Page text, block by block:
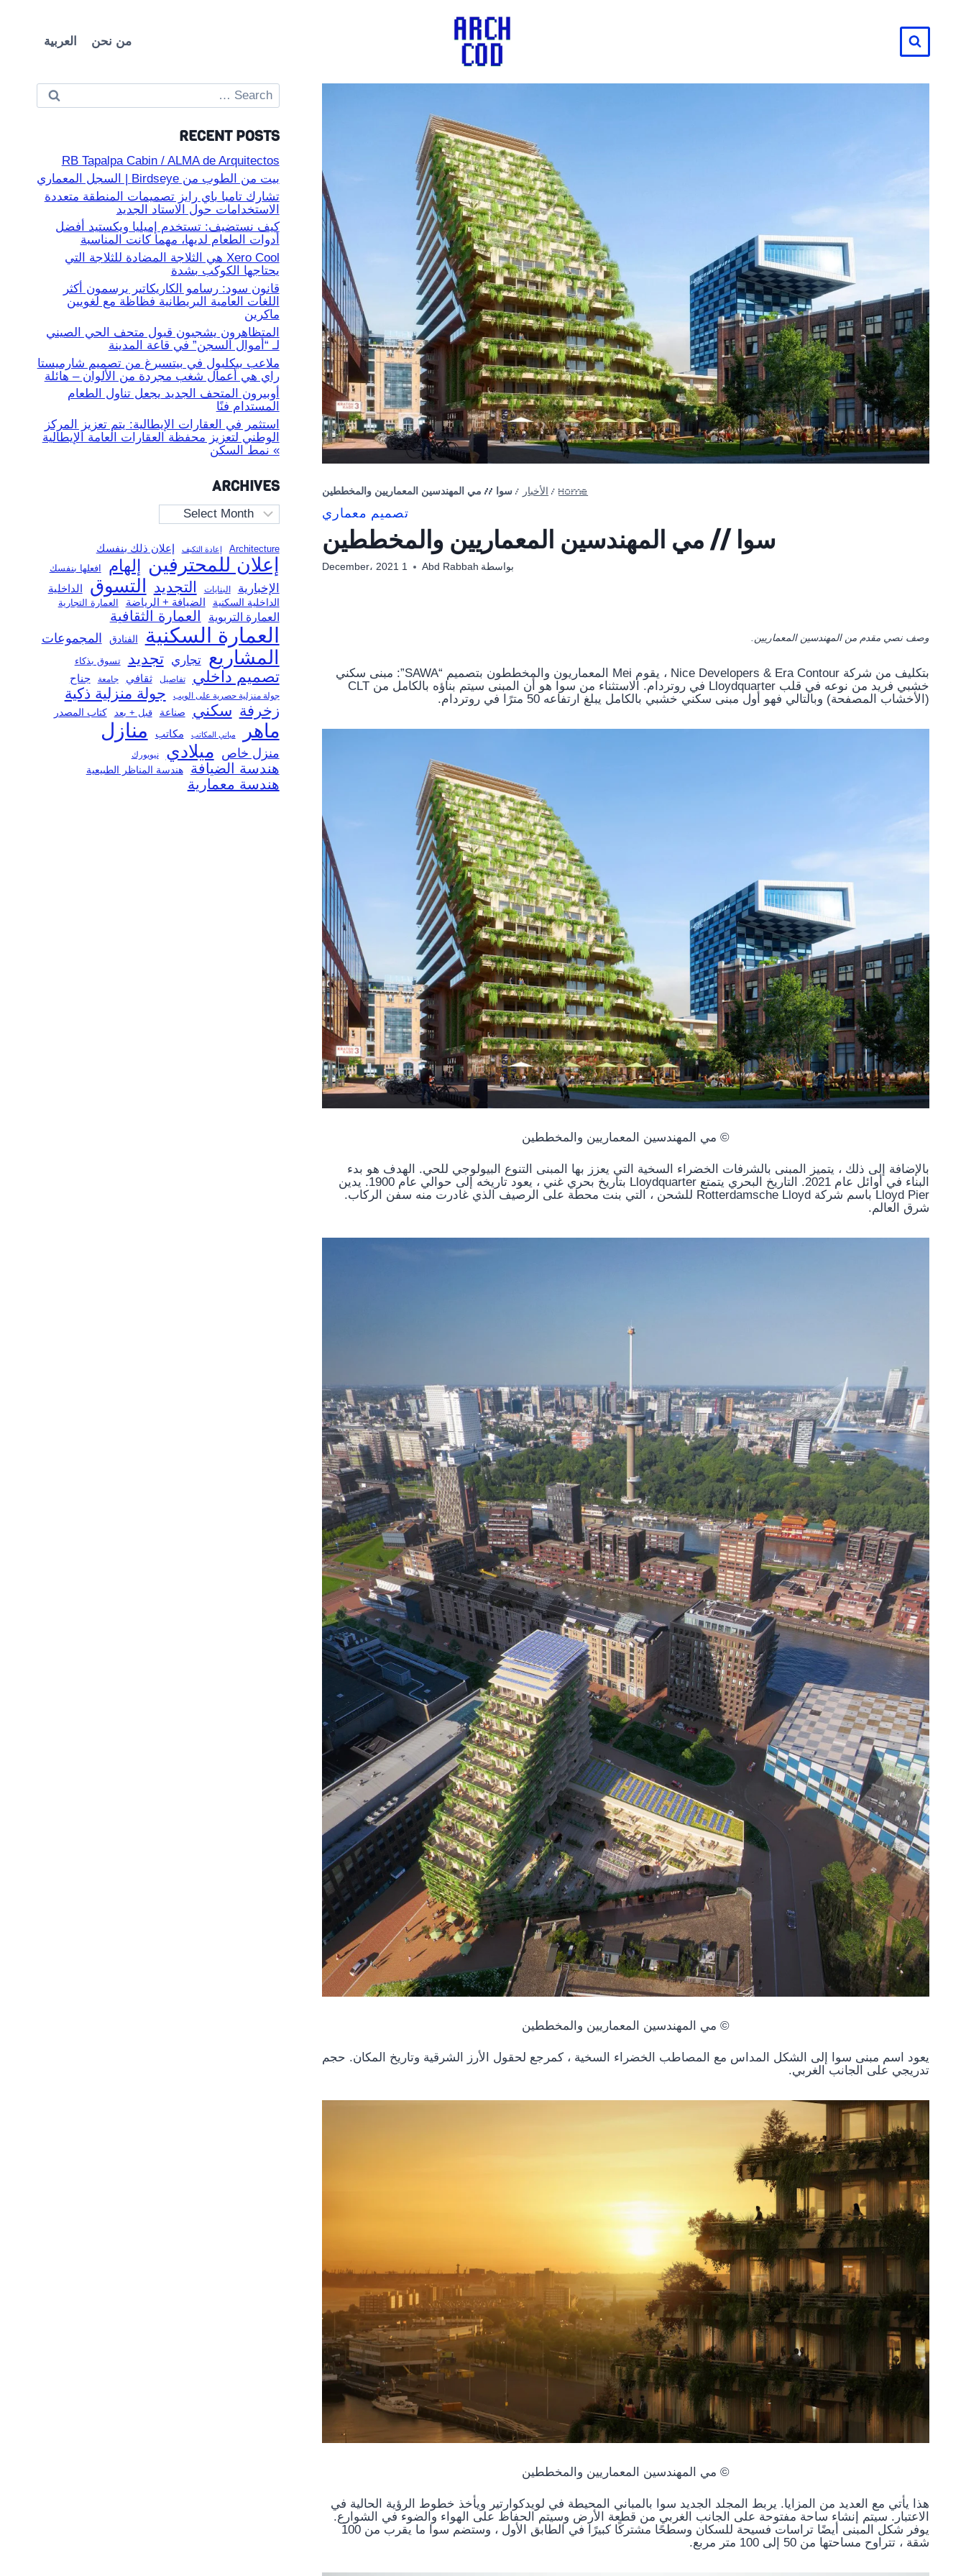
المحتوى
من نحن العربية
Home
/ الأخبار / سوا // مي المهندسين المعماريين والمخططين
تصميم معماري
سوا // مي المهندسين المعماريين والمخططين
بواسطة Abd Rabbah 1 December، 2021
وصف نصي مقدم من المهندسين المعماريين.
بتكليف من شركة Nice Developers & Era Contour ، يقوم Mei المعماريون والمخططون بتصميم “SAWA”: مبنى سكني
خشبي فريد من نوعه في قلب Lloydquarter في روتردام. الاستثناء من سوا هو أن المبنى سيتم بناؤه بالكامل من CLT
(الأخشاب المصفحة) وبالتالي فهو أول مبنى سكني خشبي بالكامل يبلغ ارتفاعه 50 مترًا في روتردام.
© مي المهندسين المعماريين والمخططين
بالإضافة إلى ذلك ، يتميز المبنى بالشرفات الخضراء السخية التي يعزز بها المبنى التنوع البيولوجي للحي. الهدف هو بدء
البناء في أوائل عام 2021. التاريخ البحري يتمتع Lloydquarter بتاريخ بحري غني ، يعود تاريخه إلى حوالي عام 1900. يدين
Lloyd Pier باسم شركة Rotterdamsche Lloyd للشحن ، التي بنت محطة على الرصيف الذي غادرت منه سفن الركاب.
شرق العالم.
© مي المهندسين المعماريين والمخططين
يعود اسم مبنى سوا إلى الشكل المداس مع المصاطب الخضراء السخية ، كمرجع لحقول الأرز الشرقية وتاريخ المكان. حجم
تدريجي على الجانب الغربي.
© مي المهندسين المعماريين والمخططين
هذا يأتي مع العديد من المزايا. يربط المجلد الجديد سوا بالمباني المحيطة في لويدكوارتير ويأخذ خطوط الرؤية الحالية في
الاعتبار. سيتم إنشاء ساحة مفتوحة على الجانب الغربي من قطعة الأرض وسيتم الحفاظ على الهواء والضوء في الشوارع.
يوفر شكل المبنى أيضًا تراسات فسيحة للسكان وسطحًا مشتركًا كبيرًا في الطابق الأول ، وستضم سوا ما يقرب من 100
شقة ، تتراوح مساحتها من 50 إلى 100 متر مربع.
Search
for:
RECENT POSTS
RB Tapalpa Cabin / ALMA de Arquitectos
بيت من الطوب من Birdseye | السجل المعماري
تشارك تامبا باي رايز تصميمات المنطقة متعددة
الاستخدامات حول الاستاد الجديد
كيف نستضيف: تستخدم إميليا ويكستيد أفضل
أدوات الطعام لديها، مهما كانت المناسبة
Xero Cool هي الثلاجة المضادة للثلاجة التي
يحتاجها الكوكب بشدة
قانون سود: رسامو الكاريكاتير يرسمون أكثر
اللغات العامية البريطانية فظاظة مع لغويين
ماكرين
المتظاهرون يشجبون قبول متحف الحي الصيني
لـ “أموال السجن” في قاعة المدينة
ملاعب بيكلبول في بيتسبرغ من تصميم شارميستا
راي هي أعمال شغب مجردة من الألوان – هائلة
أوبيرون المتحف الجديد يجعل تناول الطعام
المستدام فنًا
استثمر في العقارات الإيطالية: يتم تعزيز المركز
الوطني لتعزيز محفظة العقارات العامة الإيطالية
» نمط السكن
ARCHIVES
Archives
Architecture إعادة التكيف إعلان ذلك بنفسك
إعلان للمحترفين إلهام افعلها بنفسك
الإخبارية البنايات التجديد التسوق الداخلية
الداخلية السكنية الضيافة + الرياضة العمارة التجارية
العمارة التربوية العمارة الثقافية
العمارة السكنية الفنادق المجموعات
المشاريع تجاري تجديد تسوق بذكاء
تصميم داخلي تفاصيل ثقافي جامعة جناح
جولة منزلية حصرية على الويب
جولة منزلية ذكية
زخرفة سكني صناعة قبل + بعد كتاب المصدر
ماهر مباني المكاتب مكاتب منازل
منزل خاص ميلادي نيويورك
هندسة الضيافة هندسة المناظر الطبيعية
هندسة معمارية